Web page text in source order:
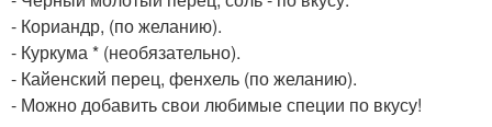
- Кориандр, (по желанию).
- Куркума * (необязательно).
- Кайенский перец, фенхель (по желанию).
- Можно добавить свои любимые специи по вкусу!